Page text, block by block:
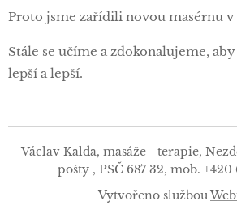
Proto jsme zařídili novou masérnu v
Stále se učíme a zdokonalujeme,
lepší a lepší.
Václav Kalda, masáže - terapie,
pošty , PSČ 687 32, mob. +420
Vytvořeno službou